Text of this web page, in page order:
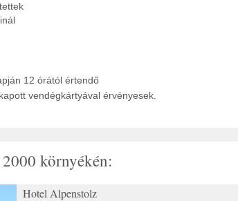
12 órától értendő
vendégkártyával érvényesek.
környékén:
Hotel Alpenstolz